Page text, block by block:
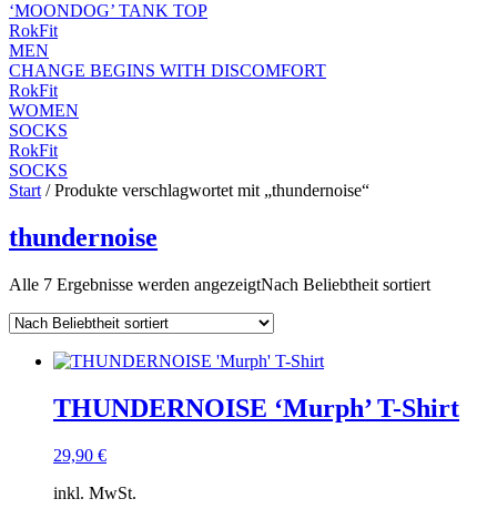
‘MOONDOG’ TANK TOP
RokFit
MEN
CHANGE BEGINS WITH DISCOMFORT
RokFit
WOMEN
SOCKS
RokFit
SOCKS
Start / Produkte verschlagwortet mit „thundernoise“
thundernoise
Alle 7 Ergebnisse werden angezeigtNach Beliebtheit sortiert
THUNDERNOISE ‘Murph’ T-Shirt
29,90 €
inkl. MwSt.